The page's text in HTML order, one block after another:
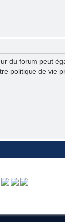
du forum peut
politique de vie